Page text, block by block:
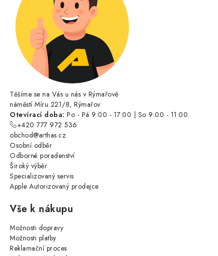
Těšíme se na Vás u nás v Rýmařově
náměstí Míru 221/8, Rýmařov
Otevírací doba: Po - Pá 9:00 - 17:00 | So 9:00 - 11:00
+420 777 972 536
obchod@arthas.cz
Osobní odběr
Odborné poradenství
Široký výběr
Specializovaný servis
Apple Autorizovaný prodejce
Vše k nákupu
Možnosti dopravy
Možnosti platby
Reklamační proces